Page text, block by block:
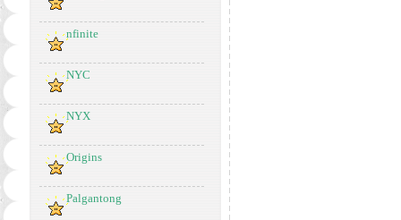
nfinite
NYC
NYX
Origins
Palgantong